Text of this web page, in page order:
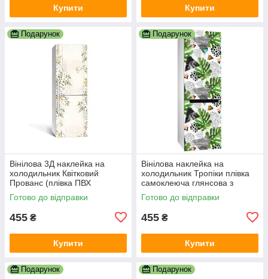
Купити Купити
Подарунок
Вінілова 3Д наклейка на
холодильник Квітковий
Прованс (плівка ПВХ
фотодрук) 600х1800 мм
Абстракція Бежевий
Готово до відправки
455 ₴
Купити
Подарунок
Вінілова наклейка на
холодильник Тропіки плівка
самоклеюча глянсова з
ламінацією 600х1800 мм
Готово до відправки
455 ₴
Купити
Подарунок Подарунок